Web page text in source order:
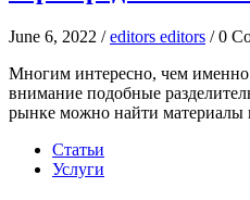
June 6, 2022 /editors editors / 0
Многим интересно, чем именно
внимание подобные
рынке можно найти материалы
Статьи
Услуги